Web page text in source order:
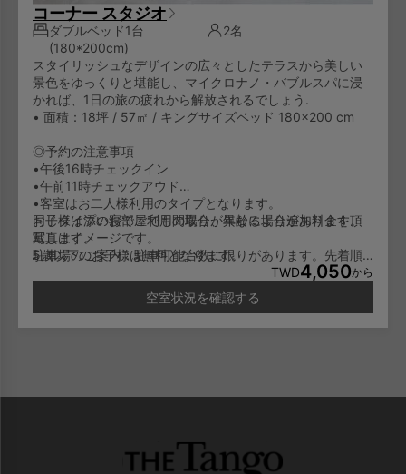
コーナー スタジオ
ダブルベッド1台
(180*200cm)
2名
スタイリッシュなデザインの広々としたテラスから美しい
景色をゆっくりと堪能し、マイクロナノ・バブルスパに浸
かれば、1日の旅の疲れから解放されるでしょう.
• 面積：18坪 / 57㎡ / キングサイズベッド 180×200 cm
◎予約の注意事項
•午後16時チェックイン
•午前11時チェックアウド
•客室はお二人様利用のタイプとなります。
お子様は添い寝でご利用の場合、年齢により追加料金を頂
戴します。
5歳以下のお子様は無料となります。
6-11歳のお子様は一泊NT600/人となります。
12歳以上のお子様は大人料金と同じに一泊NT1,000/人とな
同じタイプのお部屋でも間取りが異なる場合があります。
写真はイメージです。
駐車場のご案内：駐車可能台数に限りがあります。先着順
TWD4,050から
空室状況を確認する